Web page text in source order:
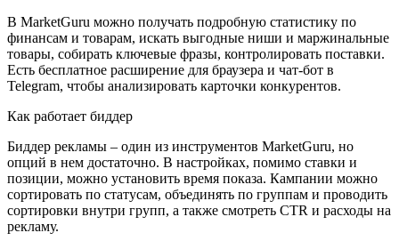
В MarketGuru можно получать подробную статистику по
финансам и товарам, искать выгодные ниши и маржинальные
товары, собирать ключевые фразы, контролировать поставки.
Есть бесплатное расширение для браузера и чат-бот в
Telegram, чтобы анализировать карточки конкурентов.
Как работает биддер
Биддер рекламы – один из инструментов MarketGuru, но
опций в нем достаточно. В настройках, помимо ставки и
позиции, можно установить время показа. Кампании можно
сортировать по статусам, объединять по группам и проводить
сортировки внутри групп, а также смотреть CTR и расходы на
рекламу.